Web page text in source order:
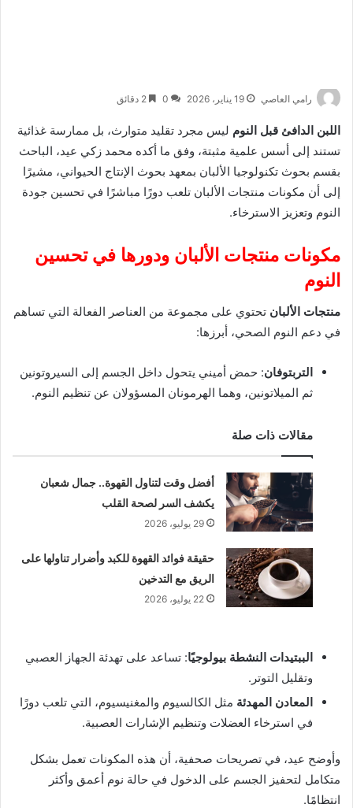
رامي العاصي 19 يناير، 2026 0
اللبن الدافئ قبل النوم ليس مجرد تقليد متوارث، بل ممارسة غذائية
تستند إلى أسس علمية مثبتة، وفق ما أكده محمد زكي عيد، الباحث
بقسم بحوث تكنولوجيا الألبان بمعهد بحوث الإنتاج الحيواني، مشيرًا
إلى أن مكونات منتجات الألبان تلعب دورًا مباشرًا في تحسين جودة
النوم وتعزيز الاسترخاء.
مكونات منتجات الألبان ودورها في تحسين
النوم
منتجات الألبان تحتوي على مجموعة من العناصر الفعالة التي تساهم
في دعم النوم الصحي، أبرزها:
التربتوفان: حمض أميني يتحول داخل الجسم إلى السيروتونين
ثم الميلاتونين، وهما الهرمونان المسؤولان عن تنظيم النوم.
مقالات ذات صلة
أفضل وقت لتناول القهوة.. جمال شعبان
يكشف السر لصحة القلب
29 يوليو، 2026
حقيقة فوائد القهوة للكبد وأضرار تناولها على
الريق مع التدخين
22 يوليو، 2026
الببتيدات النشطة بيولوجيًا: تساعد على تهدئة الجهاز العصبي
وتقليل التوتر.
المعادن المهدئة مثل الكالسيوم والمغنيسيوم، التي تلعب دورًا
في استرخاء العضلات وتنظيم الإشارات العصبية.
وأوضح عيد، في تصريحات صحفية، أن هذه المكونات تعمل بشكل
متكامل لتحفيز الجسم على الدخول في حالة نوم أعمق وأكثر
انتظامًا.